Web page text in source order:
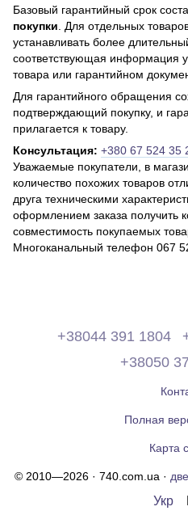
Базовый гарантийный срок
покупки . Для отдельных
устанавливать более
соответствующая информация
товара или гарантийном
Для гарантийного обращения
подтверждающий покупку, и
прилагается к товару.
Консультация: +380 67 524 35
Уважаемые покупатели, в
количество похожих товаров
друга техническими
оформлением заказа получить
совместимость покупаемых
Многоканальный телефон 067
+38044 391 1804
+38050
Полная
Карта
© 2010—2026 · 740.com.ua ·
Укр